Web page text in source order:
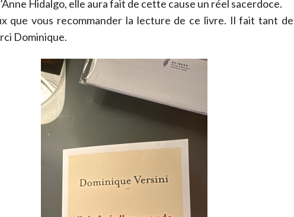
Hidalgo, elle aura fait de cette cause un réel sacerdoce.
que vous recommander la lecture de ce livre. Il fait tant de
Dominique.